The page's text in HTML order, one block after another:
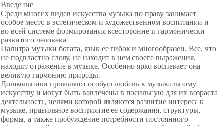
Введение
Среди многих видов искусства музыка по праву занимает
особое место в эстетическом и художественном воспитании и
во всей системе формирования всесторонне и гармонически
развитого человека.
Палитра музыки богата, язык ее гибок и многообразен. Все, что
не подвластно слову, не находит в нем своего выражения,
находит отражение в музыке. Особенно ярко воспевает она
великую гармонию природы.
Дошкольники проявляют особую любовь к музыкальному
искусству и могут быть вовлечены в посильную для их возраста
деятельность, целями которой являются развитие интереса к
музыке, правильное восприятие ее содержания, структуры,
формы, а также пробуждение потребности постоянного